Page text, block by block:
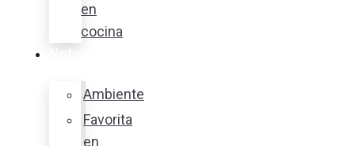
en
cocina
Ambiente
Favorita
en